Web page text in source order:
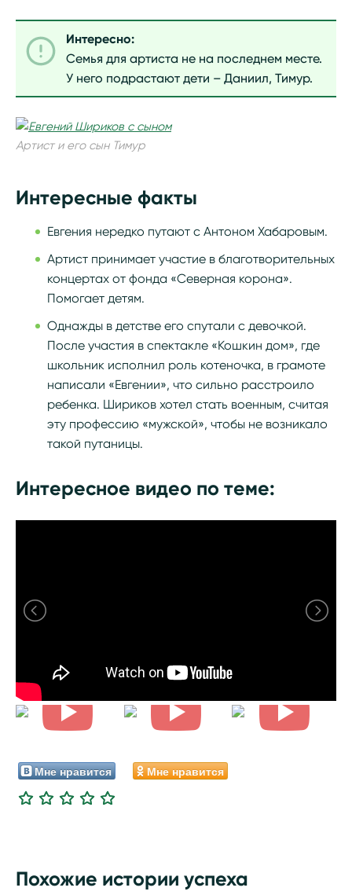
Интересно:
Семья для артиста не на последнем месте.
У него подрастают дети – Даниил, Тимур.
Артист и его сын Тимур
Интересные факты
Евгения нередко путают с Антоном Хабаровым.
Артист принимает участие в благотворительных
концертах от фонда «Северная корона».
Помогает детям.
Однажды в детстве его спутали с девочкой.
После участия в спектакле «Кошкин дом», где
школьник исполнил роль котеночка, в грамоте
написали «Евгении», что сильно расстроило
ребенка. Шириков хотел стать военным, считая
эту профессию «мужской», чтобы не возникало
такой путаницы.
Интересное видео по теме:
Мне нравится Мне нравится
Похожие истории успеха